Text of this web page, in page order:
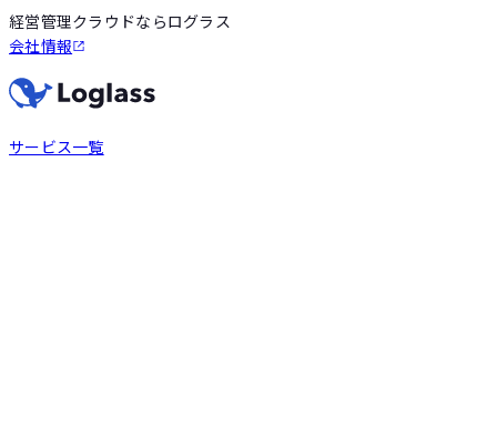
経営管理クラウドならログラス
会社情報
サービス一覧